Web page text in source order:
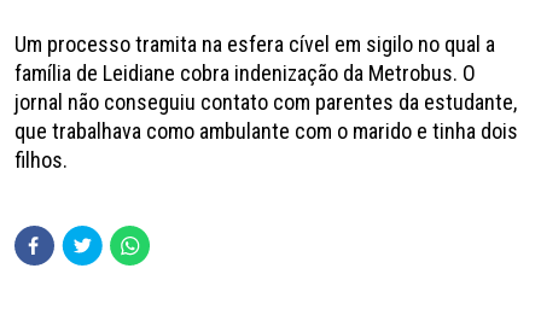
Um processo tramita na esfera cível em sigilo no qual a
família de Leidiane cobra indenização da Metrobus. O
jornal não conseguiu contato com parentes da estudante,
que trabalhava como ambulante com o marido e tinha dois
filhos.